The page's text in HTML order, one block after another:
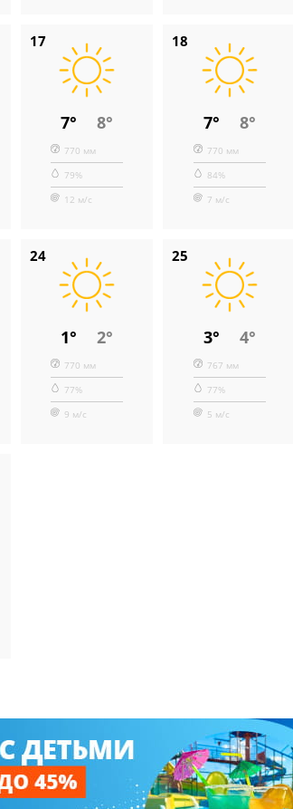
17
7° 8°
770 мм
79%
12 м/с
18
7° 8°
770 мм
84%
7 м/с
24
1° 2°
770 мм
77%
9 м/с
25
3° 4°
767 мм
77%
5 м/с